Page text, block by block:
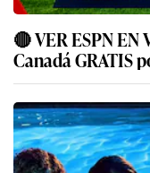
🔴 VER ESPN
Canadá GRATIS